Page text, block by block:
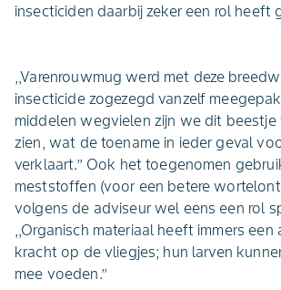
insecticiden daarbij zeker een rol heeft
,,Varenrouwmug werd met deze
insecticide zogezegd vanzelf
middelen wegvielen zijn we dit beestje
zien, wat de toename in ieder geval
verklaart.’’ Ook het toegenomen
meststoffen (voor een betere
volgens de adviseur wel eens een rol
,,Organisch materiaal heeft immers een
kracht op de vliegjes; hun larven
mee voeden.’’